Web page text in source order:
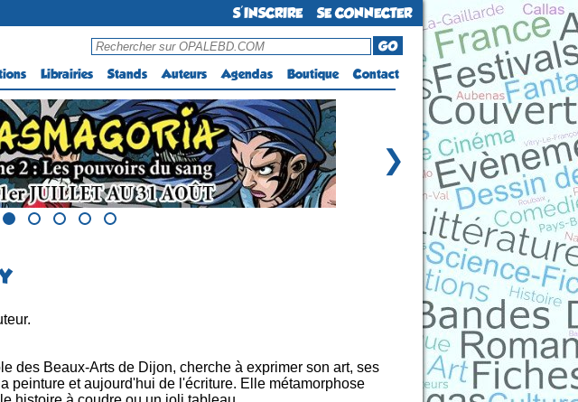
S'INSCRIRE
SE CONNECTER
GO
Librairies Stands Auteurs Agendas Boutique Contact
❯
des Beaux-Arts de Dijon, cherche à exprimer son art, ses
peinture et aujourd'hui de l'écriture. Elle métamorphose